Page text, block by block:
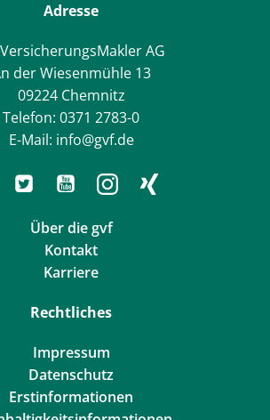
Adresse
AG
der Wiesenmühle 13
09224 Chemnitz
Telefon: 0371 2783-0
E-Mail: info@gvf.de
Über die gvf
Kontakt
Karriere
Rechtliches
Impressum
Datenschutz
Erstinformationen